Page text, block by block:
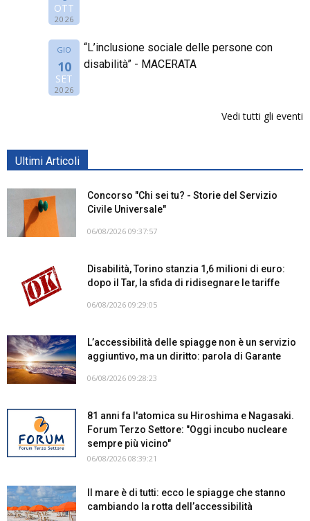
OTT
2026
GIO
10
SET
2026
“L’inclusione sociale delle persone con
disabilità” - MACERATA
Vedi tutti gli eventi
Ultimi Articoli
Concorso "Chi sei tu? - Storie del Servizio
Civile Universale"
06/08/2026 09:37:57
Disabilità, Torino stanzia 1,6 milioni di euro:
dopo il Tar, la sfida di ridisegnare le tariffe
06/08/2026 09:29:05
L’accessibilità delle spiagge non è un servizio
aggiuntivo, ma un diritto: parola di Garante
06/08/2026 09:28:23
81 anni fa l'atomica su Hiroshima e Nagasaki.
Forum Terzo Settore: "Oggi incubo nucleare
sempre più vicino"
06/08/2026 08:39:21
Il mare è di tutti: ecco le spiagge che stanno
cambiando la rotta dell’accessibilità